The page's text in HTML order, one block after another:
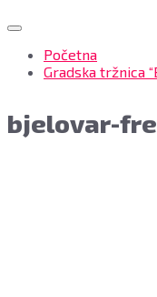
Početna
Gradska tržnica
bjelovar-